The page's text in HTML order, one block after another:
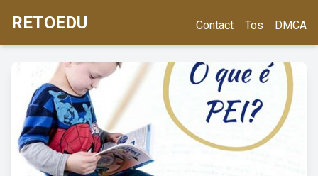
RETOEDU Contact Tos DMCA